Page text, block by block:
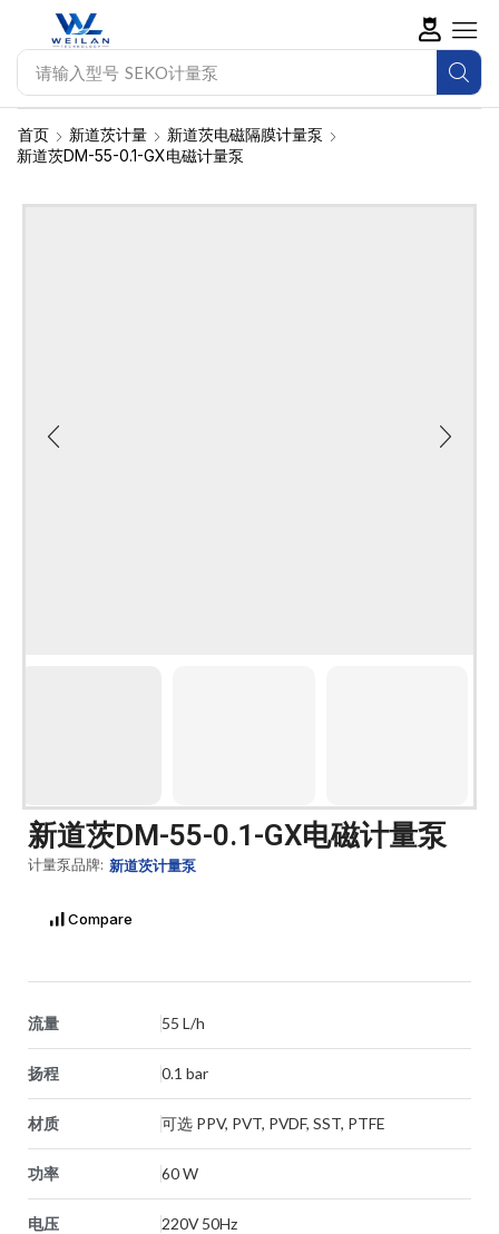
请输入型号 SEKO计量泵
首页 新道茨计量
新道茨电磁隔膜计量泵
新道茨DM-55-0.1-GX电磁计量泵
新道茨DM-55-0.1-GX电磁计量泵
计量泵品牌: 新道茨计量泵
Compare
流量 55 L/h
扬程 0.1 bar
材质 可选 PPV, PVT, PVDF, SST, PTFE
功率 60 W
电压 220V 50Hz